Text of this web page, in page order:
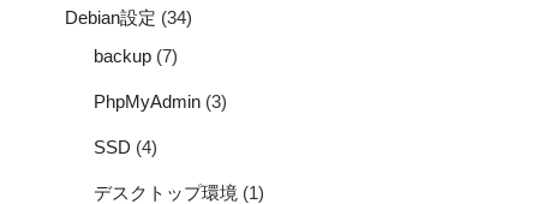
Debian設定 (34)
backup (7)
PhpMyAdmin (3)
SSD (4)
デスクトップ環境 (1)